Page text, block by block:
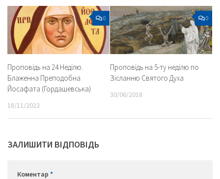
0
Проповідь на 24 Неділю.
Блаженна Преподобна
Йосафата (Гордашевська)
18/11/2023
0
Проповідь на 5-ту неділю по
Зісланню Святого Духа
30/06/2018
ЗАЛИШИТИ ВІДПОВІДЬ
Коментар *